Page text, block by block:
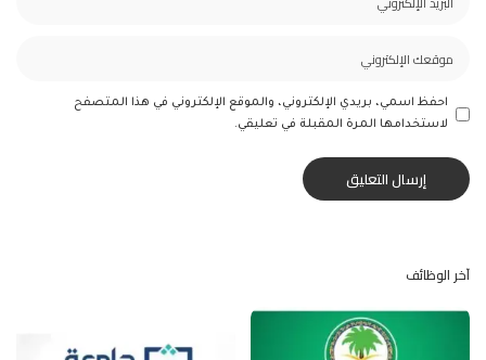
احفظ اسمي، بريدي الإلكتروني، والموقع الإلكتروني في هذا المتصفح
لاستخدامها المرة المقبلة في تعليقي.
آخر الوظائف